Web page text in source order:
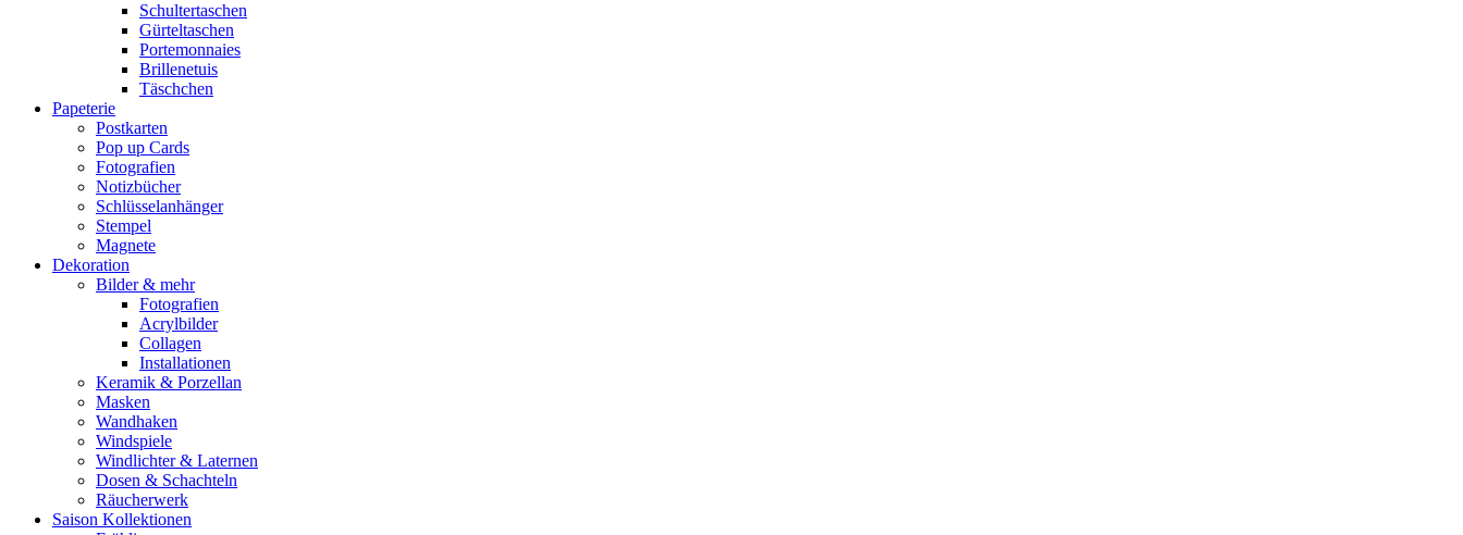
Schultertaschen
Gürteltaschen
Portemonnaies
Brillenetuis
Täschchen
Papeterie
Postkarten
Pop up Cards
Fotografien
Notizbücher
Schlüsselanhänger
Stempel
Magnete
Dekoration
Bilder & mehr
Fotografien
Acrylbilder
Collagen
Installationen
Keramik & Porzellan
Masken
Wandhaken
Windspiele
Windlichter & Laternen
Dosen & Schachteln
Räucherwerk
Saison Kollektionen